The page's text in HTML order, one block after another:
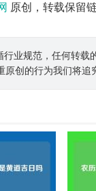
原创，转载保留
行业规范，任何转载
原创的行为我们将追